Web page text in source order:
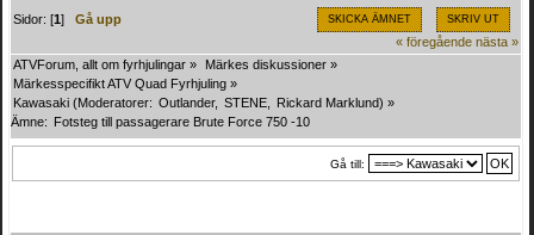
SKICKA ÄMNET SKRIV UT
Sidor: [1]Gå upp
« föregående nästa »
ATVForum, allt om fyrhjulingar » Märkes diskussioner »
Märkesspecifikt ATV Quad Fyrhjuling »
Kawasaki (Moderatorer: Outlander, STENE Rickard Marklund) »
Ämne: Fotsteg till passagerare Brute Force 750 -10
Gå till: